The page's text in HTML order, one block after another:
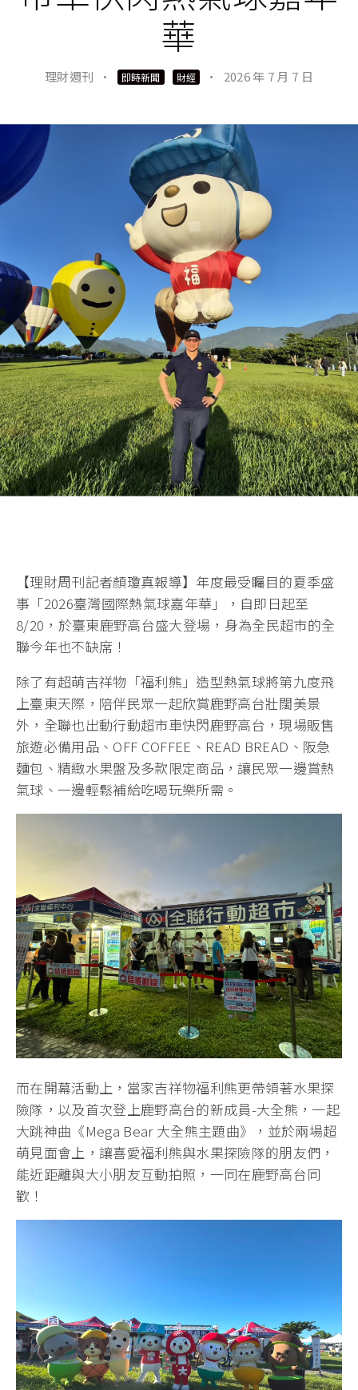
華
理財週刊 · 即時新聞 財經 · 2026 年 7 月 7 日
【理財周刊記者顏瓊真報導】年度最受矚目的夏季盛
8/20，於臺東鹿野高台盛大登場，身為全民超市的全
除了有超萌吉祥物「福利熊」造型熱氣球將第九度飛
上臺東天際，陪伴民眾一起欣賞鹿野高台壯闊美景
外，全聯也出動行動超市車快閃鹿野高台，現場販售
旅遊必備用品、OFF COFFEE、READ BREAD、阪急
麵包、精緻水果盤及多款限定商品，讓民眾一邊賞熱
氣球、一邊輕鬆補給吃喝玩樂所需。
而在開幕活動上，當家吉祥物福利熊更帶領著水果探
險隊，以及首次登上鹿野高台的新成員-大全熊，一起
大跳神曲《Mega Bear 大全熊主題曲》，並於兩場超
萌見面會上，讓喜愛福利熊與水果探險隊的朋友們，